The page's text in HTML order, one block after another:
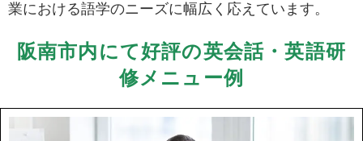
業における語学のニーズに幅広く応えています。
阪南市内にて好評の英会話・英語研
修メニュー例